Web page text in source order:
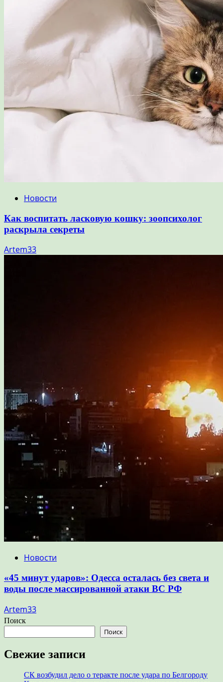
Новости
Как воспитать ласковую кошку: зоопсихолог
раскрыла секреты
Artem33
Новости
«45 минут ударов»: Одесса осталась без света и
воды после массированной атаки ВС РФ
Artem33
Поиск
Поиск
Свежие записи
СК возбудил дело о теракте после удара по Белгороду